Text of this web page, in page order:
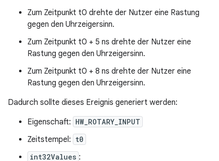
Zum Zeitpunkt t0 drehte der Nutzer eine Rastung
gegen den Uhrzeigersinn.
Zum Zeitpunkt t0 + 5 ns drehte der Nutzer eine
Rastung gegen den Uhrzeigersinn.
Zum Zeitpunkt t0 + 8 ns drehte der Nutzer eine
Rastung gegen den Uhrzeigersinn.
Dadurch sollte dieses Ereignis generiert werden:
Eigenschaft: HW_ROTARY_INPUT
Zeitstempel: t0
int32Values :